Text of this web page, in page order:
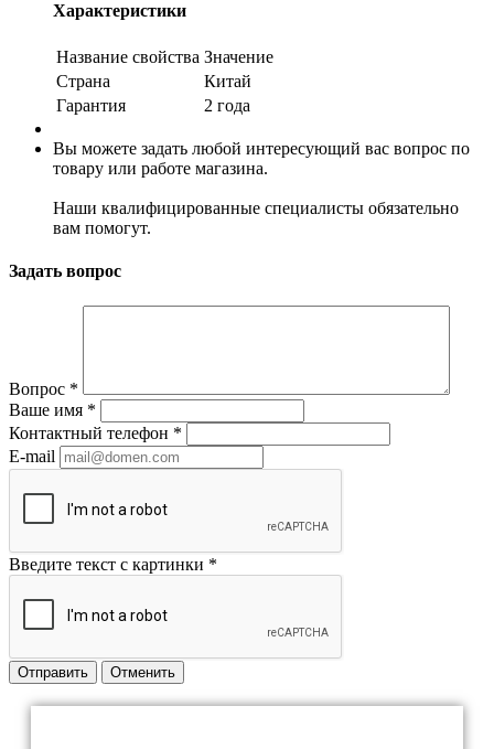
Характеристики
Название свойства Значение
Страна
Китай
Гарантия
2 года
Вы можете задать любой интересующий вас вопрос по
товару или работе магазина.
Наши квалифицированные специалисты обязательно
вам помогут.
Задать вопрос
Вопрос *
Ваше имя *
Контактный телефон *
E-mail
Введите текст с картинки *
Отправить Отменить